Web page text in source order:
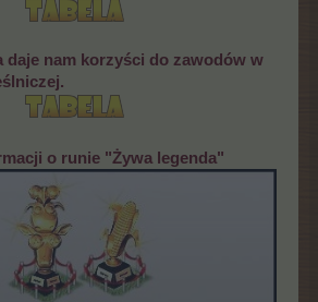
daje nam korzyści do zawodów w
o runie "Żywa legenda"